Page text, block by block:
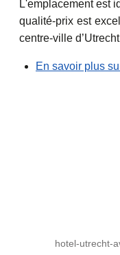
L'emplacement est
qualité-prix est
centre-ville
En savoir plus
hotel-utrecht-